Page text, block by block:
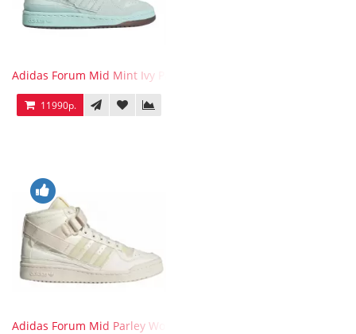
Adidas Forum Mid Mint Ivy Park
11990р.
Adidas Forum Mid Parley Wonder White